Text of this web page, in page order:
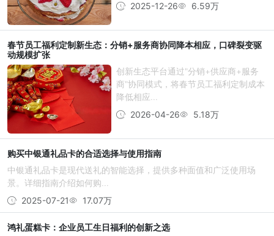
2025-12-26
6.59万
春节员工福利定制新生态：分销+服务商协同降本相应，口碑裂变驱
动规模扩张
创新生态平台通过"分销+供应商+服务
商"协同模式，将春节员工福利定制成本
降低相应...
2026-04-26
5.18万
购买中银通礼品卡的合适选择与使用指南
中银通礼品卡是现代送礼的智能选择，提供多种面值和广泛使用场
景。详细指南介绍如何购...
2025-07-21
17.07万
鸿礼蛋糕卡：企业员工生日福利的创新之选